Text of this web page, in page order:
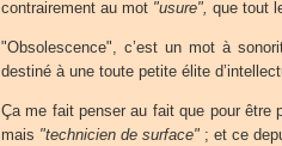
contrairement au mot "usure", que tout
"Obsolescence", c’est un mot à
destiné à une toute petite élite
Ça me fait penser au fait que pour être
mais "technicien de surface" ; et ce